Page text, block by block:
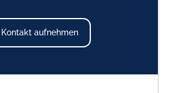
Kontakt aufnehmen